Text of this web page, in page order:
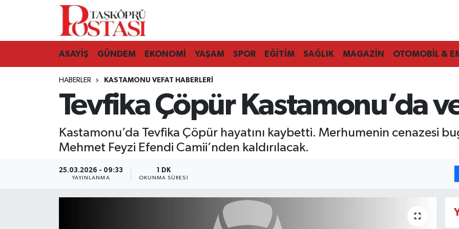
ASAYİŞ GÜNDEM EKONOMİ YAŞAM SPOR EĞİTİM SAĞLIK MAGAZİN OTOMOBİL &
HABERLER KASTAMONU VEFAT HABERLERI
Tevfika Çöpür Kastamonu’da
Kastamonu’da Tevfika Çöpür hayatını kaybetti. Merhumenin cenazesi
Mehmet Feyzi Efendi Camii’nden kaldırılacak.
25.03.2026 - 09:33
YAYINLANMA
1 DK
OKUNMA SÜRESI
Kastamonu Vefat Edenler
Araç Haberleri
Azdavay Haberleri
Bozkurt Haberleri